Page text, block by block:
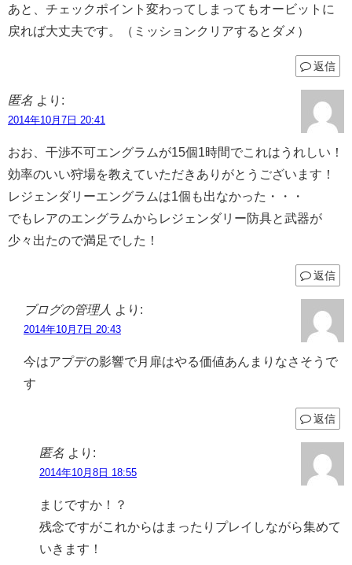
あと、チェックポイント変わってしまってもオービットに
戻れば大丈夫です。（ミッションクリアするとダメ）
返信
匿名 より:
2014年10月7日 20:41
おお、干渉不可エングラムが15個1時間でこれはうれしい！
効率のいい狩場を教えていただきありがとうございます！
レジェンダリーエングラムは1個も出なかった・・・
でもレアのエングラムからレジェンダリー防具と武器が
少々出たので満足でした！
返信
ブログの管理人 より:
2014年10月7日 20:43
今はアプデの影響で月扉はやる価値あんまりなさそうで
す
返信
匿名 より:
2014年10月8日 18:55
まじですか！？
残念ですがこれからはまったりプレイしながら集めて
いきます！